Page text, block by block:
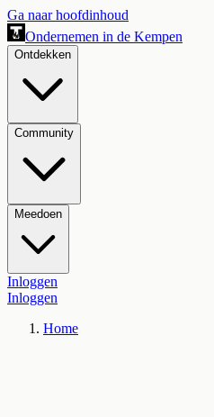
Ga naar hoofdinhoud
Ondernemen in de Kempen
Ontdekken
Community
Meedoen
Inloggen
Inloggen
Home